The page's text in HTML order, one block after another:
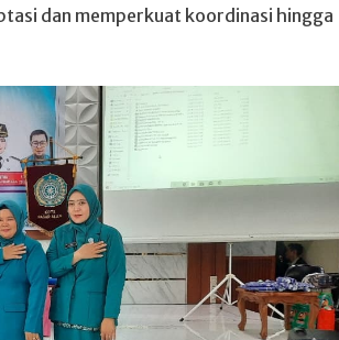
dan memperkuat koordinasi hingga